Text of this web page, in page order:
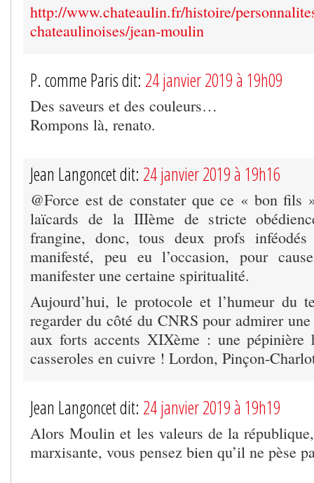
http://www.chateaulin.fr/histoire/
chateaulinoises/jean-moulin
P. comme Paris dit: 24 janvier 2019 à 19h09
Des saveurs et des couleurs…
Rompons là, renato.
Jean Langoncet dit: 24 janvier 2019 à 19h16
@Force est de constater que ce « bon fils
laïcards de la IIIème de stricte
frangine, donc, tous deux profs
manifesté, peu eu l’occasion, pour
manifester une certaine spiritualité.
Aujourd’hui, le protocole et l’humeur du
regarder du côté du CNRS pour admirer
aux forts accents XIXème : une
casseroles en cuivre ! Lordon, Pinçon-
Jean Langoncet dit: 24 janvier 2019 à 19h19
Alors Moulin et les valeurs de la
marxisante, vous pensez bien qu’il ne pèse